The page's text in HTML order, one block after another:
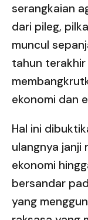
serangkaian
dari pileg,
muncul
tahun
ekonomi dan
Hal ini
ulangnya janji
ekonomi
bersandar
yang